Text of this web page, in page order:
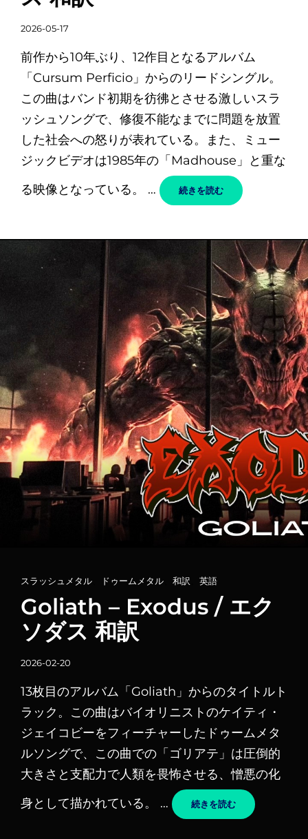
ン
投
日
2026-05-17
前作から10年ぶり、12作目となるアルバム
「Cursum Perficio」からのリードシングル。
この曲はバンド初期を彷彿とさせる激しいスラ
ッシュソングで、修復不能なまでに問題を放置
した社会への怒りが表れている。また、ミュー
ジックビデオは1985年の「Madhouse」と重な
る映像となっている。 …
続きを読むIT’S
FOR
ANTHRAX
ア
ン
ス
ラ
ッ
ク
ス
和
カ
テ
ゴ
リ
リ
ン
ク
スラッシュメタル ドゥームメタル 和訳 英語
Goliath – Exodus / エク
ソダス 和訳
投
日
2026-02-20
13枚目のアルバム「Goliath」からのタイトルト
ラック。この曲はバイオリニストのケイティ・
ジェイコビーをフィーチャーしたドゥームメタ
ルソングで、この曲での「ゴリアテ」は圧倒的
大きさと支配力で人類を畏怖させる、憎悪の化
身として描かれている。 …
続きを読むGOLIATH